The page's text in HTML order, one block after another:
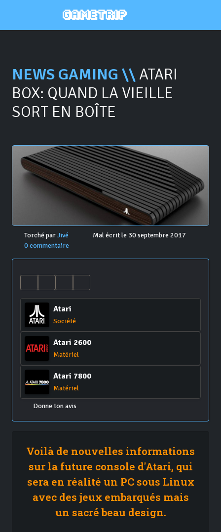
NEWS GAMING \\ ATARI
BOX: QUAND LA VIEILLE
SORT EN BOÎTE
Torché parJivé
Mal écrit le 30 septembre 2017
0 commentaire
Atari
Société
Atari 2600
Matériel
Atari 7800
Matériel
Donne ton avis
Voilà de nouvelles informations
sur la future console d'Atari, qui
sera en réalité un PC sous Linux
avec des jeux embarqués mais
un sacré beau design.